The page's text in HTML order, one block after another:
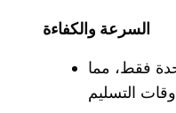
السرعة والكفاءة
فقط، مما